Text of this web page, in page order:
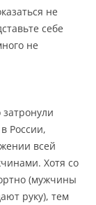
не
себе
не
затронули
России,
всей
Хотя со
(мужчины
руку), тем